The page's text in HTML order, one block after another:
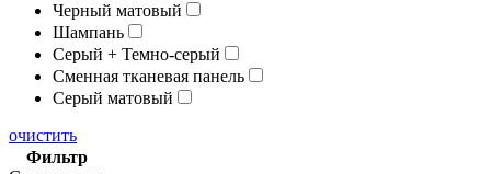
Черный матовый
Шампань
Серый + Темно-серый
Сменная тканевая панель
Серый матовый
очистить
Фильтр